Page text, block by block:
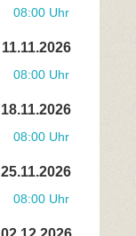
08:00 Uhr
11.11.2026
08:00 Uhr
18.11.2026
08:00 Uhr
25.11.2026
08:00 Uhr